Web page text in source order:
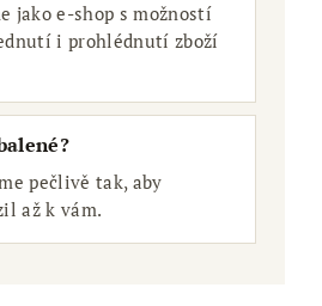
jako e-shop s možností
i prohlédnutí zboží
pečlivě tak, aby
až k vám.